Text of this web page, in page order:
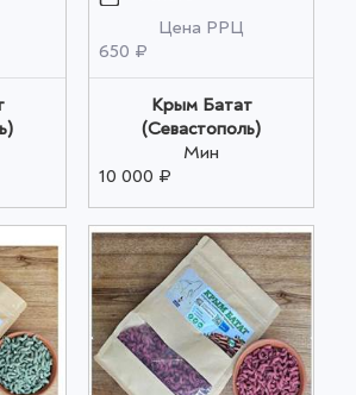
Цена РРЦ
650 ₽
Крым Батат
(Севастополь)
Мин
10 000 ₽